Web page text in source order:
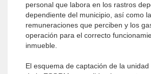
personal que labora en los rastros
dependiente del municipio, así como
remuneraciones que perciben y los
operación para el correcto
inmueble.
El esquema de captación de la